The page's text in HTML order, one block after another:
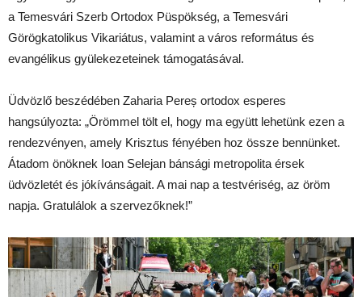
a Temesvári Szerb Ortodox Püspökség, a Temesvári
Görögkatolikus Vikariátus, valamint a város református és
evangélikus gyülekezeteinek támogatásával.
Üdvözlő beszédében Zaharia Pereș ortodox esperes
hangsúlyozta: „Örömmel tölt el, hogy ma együtt lehetünk ezen a
rendezvényen, amely Krisztus fényében hoz össze bennünket.
Átadom önöknek Ioan Selejan bánsági metropolita érsek
üdvözletét és jókívánságait. A mai nap a testvériség, az öröm
napja. Gratulálok a szervezőknek!”